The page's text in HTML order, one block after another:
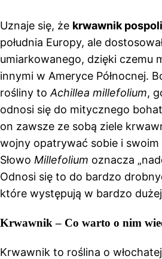
Uznaje się, że krwawnik
południa Europy, ale
umiarkowanego, dzięki czemu
innymi w Ameryce Północnej.
rośliny to Achillea millefolium,
odnosi się do mitycznego
on zawsze ze sobą ziele
wojny opatrywać sobie i
Słowo Millefolium oznacza
Odnosi się to do bardzo
które występują w bardzo
Krwawnik – Co warto o nim
Krwawnik to roślina o